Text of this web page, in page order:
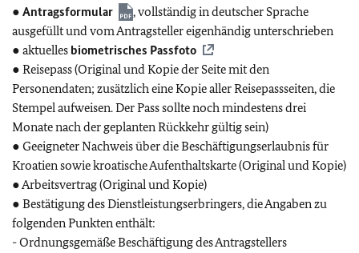
● Antragsformular
, vollständig in deutscher Sprache
ausgefüllt und vom Antragsteller eigenhändig unterschrieben
● aktuelles biometrisches Passfoto
● Reisepass (Original und Kopie der Seite mit den
Personendaten; zusätzlich eine Kopie aller Reisepassseiten, die
Stempel aufweisen. Der Pass sollte noch mindestens drei
Monate nach der geplanten Rückkehr gültig sein)
● Geeigneter Nachweis über die Beschäftigungserlaubnis für
Kroatien sowie kroatische Aufenthaltskarte (Original und Kopie)
● Arbeitsvertrag (Original und Kopie)
● Bestätigung des Dienstleistungserbringers, die Angaben zu
folgenden Punkten enthält:
- Ordnungsgemäße Beschäftigung des Antragstellers